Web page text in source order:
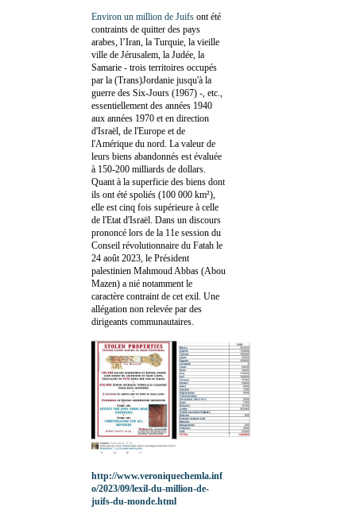
Environ un million de Juifs ont été
contraints de quitter des pays
arabes, l’Iran, la Turquie, la vieille
ville de Jérusalem, la Judée, la
Samarie - trois territoires occupés
par la (Trans)Jordanie jusqu'à la
guerre des Six-Jours (1967) -, etc.,
essentiellement des années 1940
aux années 1970 et en direction
d'Israël, de l'Europe et de
l'Amérique du nord. La valeur de
leurs biens abandonnés est évaluée
à 150-200 milliards de dollars.
Quant à la superficie des biens dont
ils ont été spoliés (100 000 km²),
elle est cinq fois supérieure à celle
de l'Etat d'Israël. Dans un discours
prononcé lors de la 11e session du
Conseil révolutionnaire du Fatah le
24 août 2023, le Président
palestinien Mahmoud Abbas (Abou
Mazen) a nié notamment le
caractère contraint de cet exil. Une
allégation non relevée par des
dirigeants communautaires.
http://www.veroniquechemla.inf
o/2023/09/lexil-du-million-de-
juifs-du-monde.html